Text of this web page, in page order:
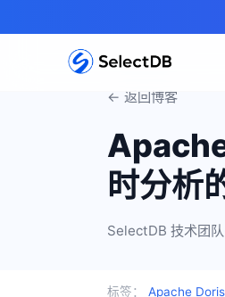
← 返回博客
时分析
SelectDB 技术团队
标签： Apache Doris